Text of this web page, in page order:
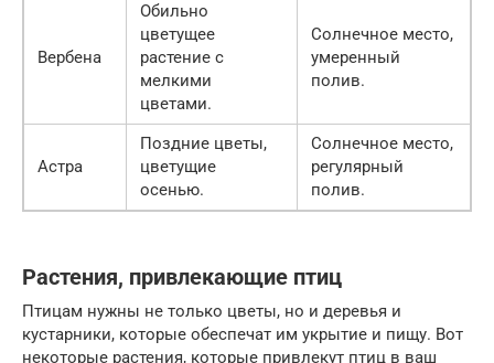
Вербена
Обильно
цветущее
растение с
мелкими
цветами.
Солнечное место,
умеренный
полив.
Астра
Поздние цветы,
цветущие
осенью.
Солнечное место,
регулярный
полив.
Растения, привлекающие птиц
Птицам нужны не только цветы, но и деревья и
кустарники, которые обеспечат им укрытие и пищу. Вот
некоторые растения, которые привлекут птиц в ваш